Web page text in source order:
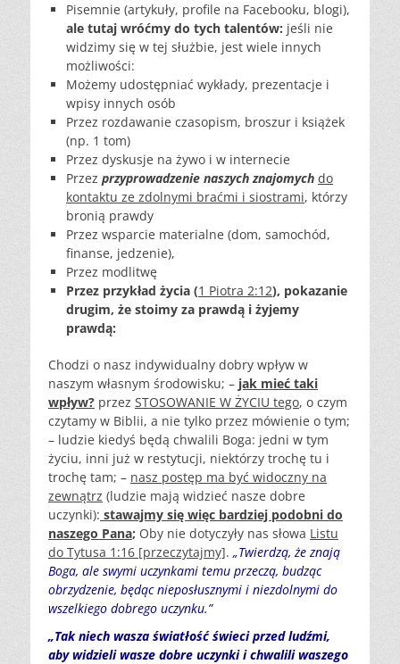
Pisemnie (artykuły, profile na Facebooku, blogi),
ale tutaj wróćmy do tych talentów: jeśli nie
widzimy się w tej służbie, jest wiele innych
możliwości:
Możemy udostępniać wykłady, prezentacje i
wpisy innych osób
Przez rozdawanie czasopism, broszur i książek
(np. 1 tom)
Przez dyskusje na żywo i w internecie
Przez przyprowadzenie naszych znajomych do
kontaktu ze zdolnymi braćmi i siostrami, którzy
bronią prawdy
Przez wsparcie materialne (dom, samochód,
finanse, jedzenie),
Przez modlitwę
Przez przykład życia (1 Piotra 2:12), pokazanie
drugim, że stoimy za prawdą i żyjemy
prawdą:
Chodzi o nasz indywidualny dobry wpływ w
naszym własnym środowisku; – jak mieć taki
wpływ? przez STOSOWANIE W ŻYCIU tego, o czym
czytamy w Biblii, a nie tylko przez mówienie o tym;
– ludzie kiedyś będą chwalili Boga: jedni w tym
życiu, inni już w restytucji, niektórzy trochę tu i
trochę tam; – nasz postęp ma być widoczny na
zewnątrz (ludzie mają widzieć nasze dobre
uczynki): stawajmy się więc bardziej podobni do
naszego Pana; Oby nie dotyczyły nas słowa Listu
do Tytusa 1:16 [przeczytajmy]. „Twierdzą, że znają
Boga, ale swymi uczynkami temu przeczą, budząc
obrzydzenie, będąc nieposłusznymi i niezdolnymi do
wszelkiego dobrego uczynku.”
„Tak niech wasza światłość świeci przed ludźmi,
aby widzieli wasze dobre uczynki i chwalili waszego